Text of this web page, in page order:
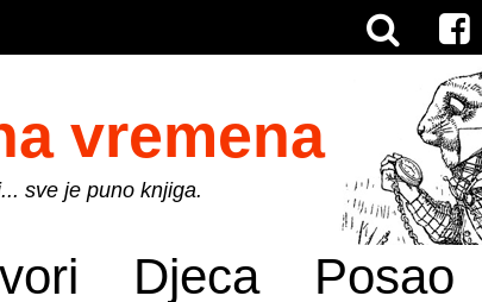
vremena
sve je puno knjiga.
Djeca Posao